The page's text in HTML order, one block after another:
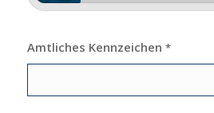
Amtliches Kennzeichen *